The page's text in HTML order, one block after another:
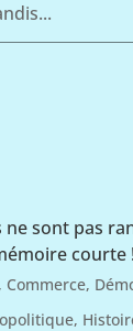
ne sont pas
courte !
Commerce,
,